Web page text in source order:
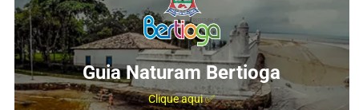
Guia Naturam Bertioga
Clique aqui ✅